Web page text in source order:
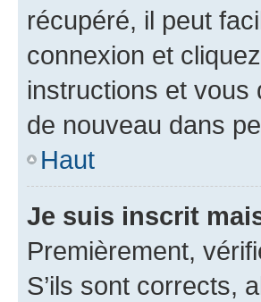
récupéré, il peut
connexion et
instructions et
de nouveau dans
Haut
Je suis inscrit
Premièrement,
S’ils sont corrects,